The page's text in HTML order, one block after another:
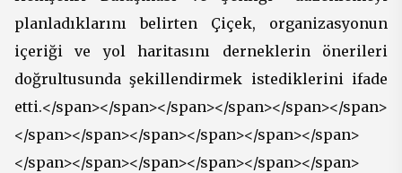
planladıklarını belirten Çiçek, organizasyonun
içeriği ve yol haritasını derneklerin önerileri
doğrultusunda şekillendirmek istediklerini ifade
etti.</span></span></span></span></span></span>
</span></span></span></span></span></span>
</span></span></span></span></span></span>